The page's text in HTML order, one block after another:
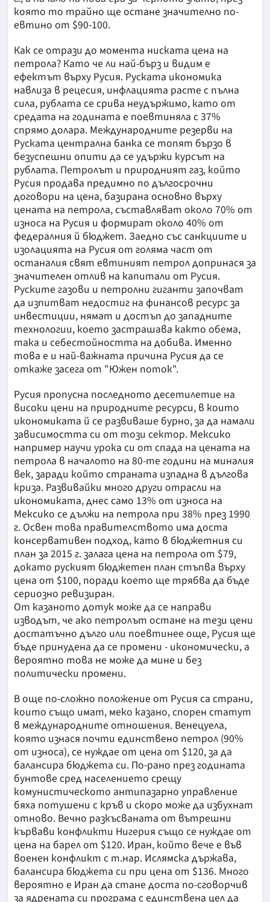
която то трайно ще остане значително по-
евтино от $90-100.
Как се отрази до момента ниската цена на
петрола? Като че ли най-бърз и видим е
ефектът върху Русия. Руската икономика
навлиза в рецесия, инфлацията расте с пълна
сила, рублата се срива неудържимо, като от
средата на годината е поевтиняла с 37%
спрямо долара. Международните резерви на
Руската централна банка се топят бързо в
безуспешни опити да се удържи курсът на
рублата. Петролът и природният газ, който
Русия продава предимно по дългосрочни
договори на цена, базирана основно върху
цената на петрола, съставляват около 70% от
износа на Русия и формират около 40% от
федералния й бюджет. Заедно със санкциите и
изолацията на Русия от голяма част от
останалия свят евтиният петрол допринася за
значителен отлив на капитали от Русия.
Руските газови и петролни гиганти започват
да изпитват недостиг на финансов ресурс за
инвестиции, нямат и достъп до западните
технологии, което застрашава както обема,
така и себестойността на добива. Именно
това е и най-важната причина Русия да се
откаже засега от "Южен поток".
Русия пропусна последното десетилетие на
високи цени на природните ресурси, в които
икономиката й се развиваше бурно, за да намали
зависимостта си от този сектор. Мексико
например научи урока си от спада на цената на
петрола в началото на 80-те години на миналия
век, заради който страната изпадна в дългова
криза. Развивайки много други отрасли на
икономиката, днес само 13% от износа на
Мексико се дължи на петрола при 38% през 1990
г. Освен това правителството има доста
консервативен подход, като в бюджетния си
план за 2015 г. залага цена на петрола от $79,
докато руският бюджетен план стъпва върху
цена от $100, поради което ще трябва да бъде
сериозно ревизиран.
От казаното дотук може да се направи
изводът, че ако петролът остане на тези цени
достатъчно дълго или поевтинее още, Русия ще
бъде принудена да се промени - икономически, а
вероятно това не може да мине и без
политически промени.
В още по-сложно положение от Русия са страни,
които също имат, меко казано, спорен статут
в международните отношения. Венецуела,
която изнася почти единствено петрол (90%
от износа), се нуждае от цена от $120, за да
балансира бюджета си. По-рано през годината
бунтове сред населението срещу
комунистическото антипазарно управление
бяха потушени с кръв и скоро може да избухнат
отново. Вечно разкъсваната от вътрешни
кървави конфликти Нигерия също се нуждае от
цена на барел от $120. Иран, който вече е във
военен конфликт с т.нар. Ислямска държава,
балансира бюджета си при цена от $136. Много
вероятно е Иран да стане доста по-сговорчив
за ядрената си програма с единствена цел да